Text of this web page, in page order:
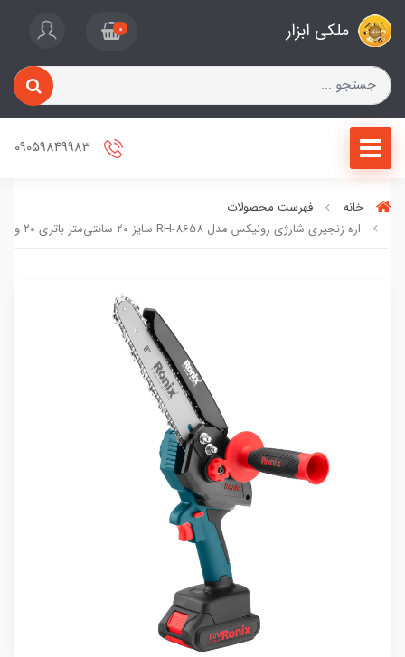
ملکی ابزار 0
خانه
فهرست محصولات
اره زنجیری شارژی رونیکس مدل RH-8658 سایز ۲۰ سانتی‌متر باتری ۲۰ ولت (پس کرایه)